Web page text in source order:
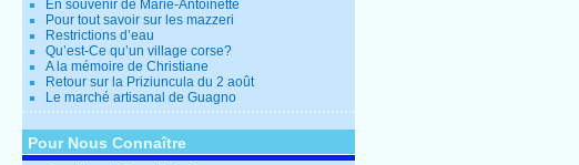
En souvenir de Marie-Antoinette
Pour tout savoir sur les mazzeri
Restrictions d’eau
Qu’est-Ce qu’un village corse?
A la mémoire de Christiane
Retour sur la Priziuncula du 2 août
Le marché artisanal de Guagno
Pour Nous Connaître